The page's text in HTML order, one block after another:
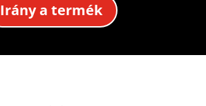
Irány a termék